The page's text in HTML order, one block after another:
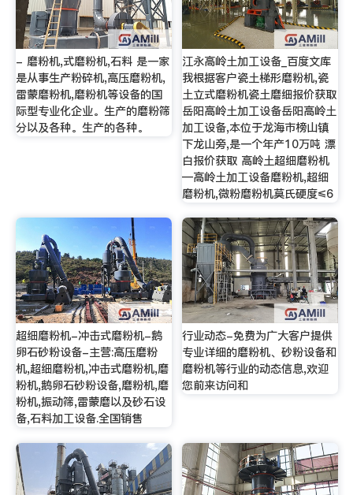
- 磨粉机,式磨粉机,石料 是一家
是从事生产粉碎机,高压磨粉机,
雷蒙磨粉机,磨粉机等设备的国
际型专业化企业。生产的磨粉筛
分以及各种。生产的各种。
江永高岭土加工设备_百度文库
我根据客户瓷土梯形磨粉机,瓷
土立式磨粉机瓷土磨细报价获取
岳阳高岭土加工设备岳阳高岭土
加工设备,本位于龙海市榜山镇
下龙山旁,是一个年产10万吨 漂
白报价获取 高岭土超细磨粉机
—高岭土加工设备磨粉机,超细
磨粉机,微粉磨粉机莫氏硬度≤6
超细磨粉机-冲击式磨粉机-鹅
卵石砂粉设备-主营:高压磨粉
机,超细磨粉机,冲击式磨粉机,磨
粉机,鹅卵石砂粉设备,磨粉机,磨
粉机,振动筛,雷蒙磨以及砂石设
备,石料加工设备.全国销售
行业动态-免费为广大客户提供
专业详细的磨粉机、砂粉设备和
磨粉机等行业的动态信息,欢迎
您前来访问和